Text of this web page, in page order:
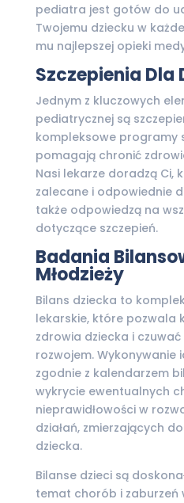
pediatra jest gotów do
Twojemu dziecku w
mu najlepszej opieki
Szczepienia Dla
Jednym z kluczowych
pediatrycznej są
kompleksowe programy
pomagają chronić
Nasi lekarze doradzą Ci,
zalecane i odpowiednie
także odpowiedzą na
dotyczące szczepień.
Badania
Młodzieży
Bilans dziecka to
lekarskie, które pozwala
zdrowia dziecka i
rozwojem. Wykonywanie
zgodnie z kalendarzem
wykrycie ewentualnych
nieprawidłowości w
działań, zmierzających
dziecka.
Bilanse dzieci są
temat chorób i zaburzeń